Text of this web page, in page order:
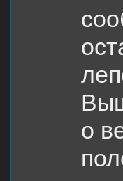
о